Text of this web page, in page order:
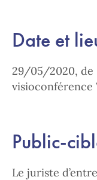
Date et
29/05/2020, de
visioconférence
Public-
Le juriste